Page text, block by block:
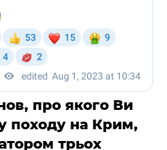
про якого Ви
походу на Крим,
трьох